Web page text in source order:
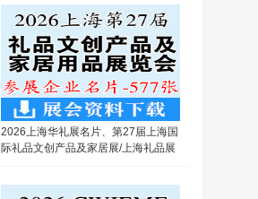
2026上海华礼展名片、第27届上海国
际礼品文创产品及家居展/上海礼品展